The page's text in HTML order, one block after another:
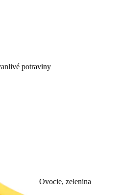
potraviny
Ovocie, zelenina